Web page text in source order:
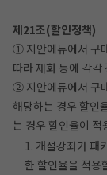
제21조(할인정책)
① 지안에듀에서 구
따라 재화 등에 각각
② 지안에듀에서 구
해당하는 경우 할인
는 경우 할인율이 적
1. 개설강좌가 패
한 할인율을 적용